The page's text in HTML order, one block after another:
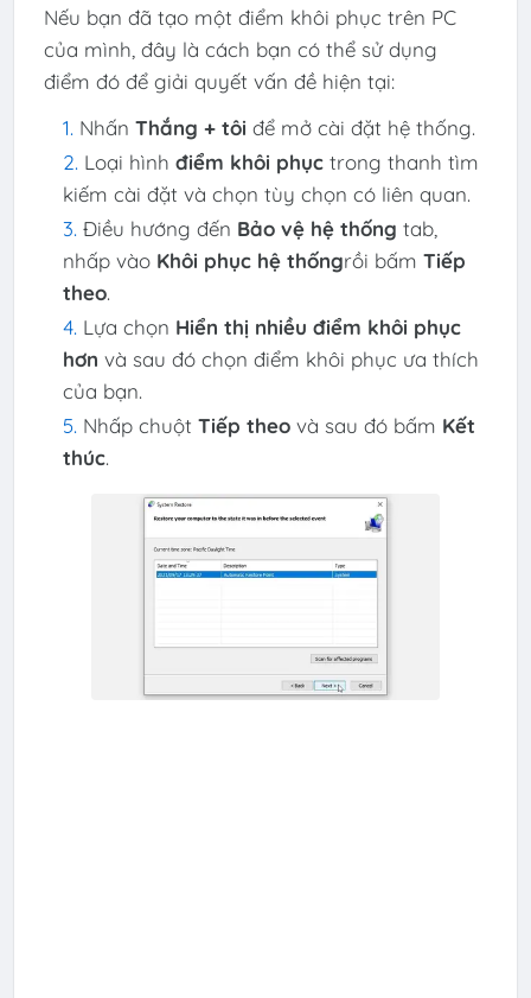
Nếu bạn đã tạo một điểm khôi phục trên PC
của mình, đây là cách bạn có thể sử dụng
điểm đó để giải quyết vấn đề hiện tại:
Nhấn Thắng + tôi để mở cài đặt hệ thống.
Loại hình điểm khôi phụctrong thanh tìm
kiếm cài đặt và chọn tùy chọn có liên quan.
Điều hướng đến Bảo vệ hệ thống tab,
nhấp vào Khôi phục hệ thốngrồi bấm Tiếp
theo.
Lựa chọn Hiển thị nhiều điểm khôi phục
hơn và sau đó chọn điểm khôi phục ưa thích
của bạn.
Nhấp chuột Tiếp theovà sau đó bấm Kết
thúc.